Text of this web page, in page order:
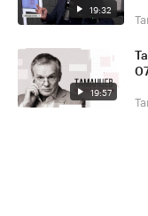
19:32
19:57